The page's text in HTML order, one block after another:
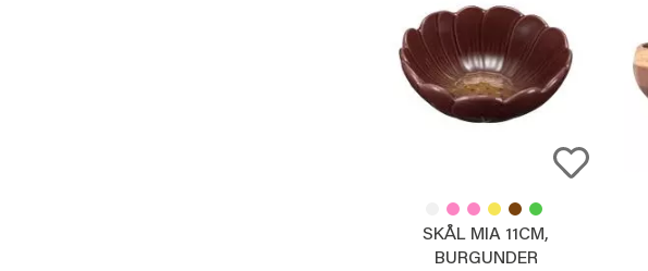
SKÅL MIA 11CM,
BURGUNDER